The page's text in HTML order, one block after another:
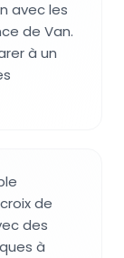
avec les
de Van.
à un
de
des
à